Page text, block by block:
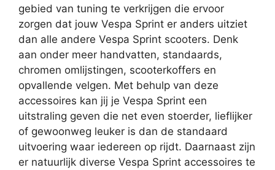
gebied van tuning te verkrijgen die ervoor
zorgen dat jouw Vespa Sprint er anders uitziet
dan alle andere Vespa Sprint scooters. Denk
aan onder meer handvatten, standaards,
chromen omlijstingen, scooterkoffers en
opvallende velgen. Met behulp van deze
accessoires kan jij je Vespa Sprint een
uitstraling geven die net even stoerder, lieflijker
of gewoonweg leuker is dan de standaard
uitvoering waar iedereen op rijdt. Daarnaast zijn
er natuurlijk diverse Vespa Sprint accessoires te